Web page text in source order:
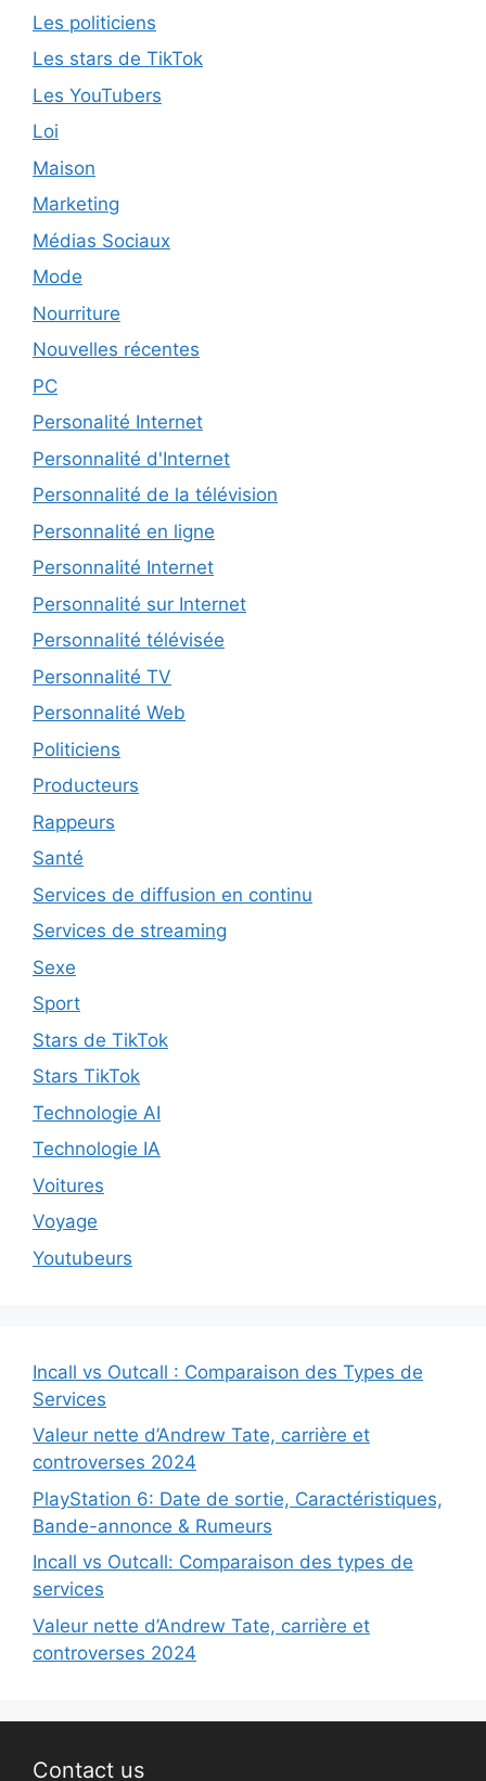
Les politiciens
Les stars de TikTok
Les YouTubers
Loi
Maison
Marketing
Médias Sociaux
Mode
Nourriture
Nouvelles récentes
PC
Personalité Internet
Personnalité d'Internet
Personnalité de la télévision
Personnalité en ligne
Personnalité Internet
Personnalité sur Internet
Personnalité télévisée
Personnalité TV
Personnalité Web
Politiciens
Producteurs
Rappeurs
Santé
Services de diffusion en continu
Services de streaming
Sexe
Sport
Stars de TikTok
Stars TikTok
Technologie AI
Technologie IA
Voitures
Voyage
Youtubeurs
Incall vs Outcall : Comparaison des Types de
Services
Valeur nette d’Andrew Tate, carrière et
controverses 2024
PlayStation 6: Date de sortie, Caractéristiques,
Bande-annonce & Rumeurs
Incall vs Outcall: Comparaison des types de
services
Valeur nette d’Andrew Tate, carrière et
controverses 2024
Contact us